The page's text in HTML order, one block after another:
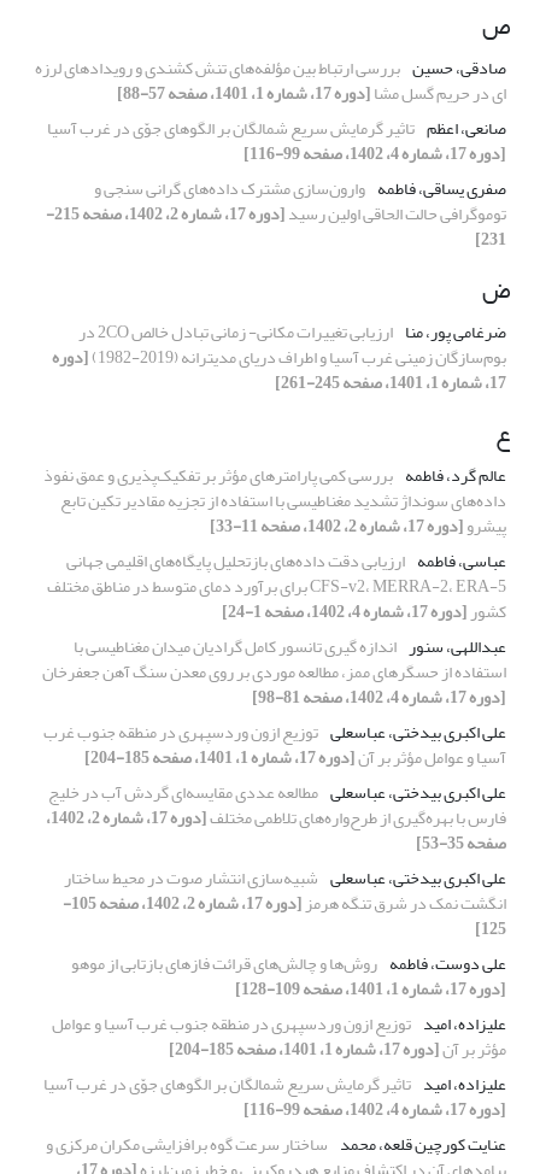
ص
صادقی، حسین بررسی ارتباط بین مؤلفه‌های تنش کشندی و رویدادهای لرزه‌
ای در حریم گسل مشا[دوره 17، شماره 1، 1401، صفحه 57-88]
صانعی، اعظم تاثیر گرمایش سریع شمالگان بر الگوهای جوّی در غرب آسیا
[دوره 17، شماره 4، 1402، صفحه 99-116]
صفری یساقی، فاطمه وارون‌سازی مشترک داده‌های گرانی سنجی و
توموگرافی حالت الحاقی اولین رسید [دوره 17، شماره 2، 1402، صفحه 215-
231]
ض
ضرغامی پور، منا ارزیابی تغییرات مکانی- زمانی تبادل خالص 2CO در
بوم‌سازگان زمینی غرب آسیا و اطراف دریای مدیترانه (2019-1982) [دوره
17، شماره 1، 1401، صفحه 245-261]
ع
عالم گرد، فاطمه بررسی کمی پارامترهای مؤثر بر تفکیک‌پذیری و عمق نفوذ
داده‌های سونداژ تشدید مغناطیسی با استفاده از تجزیه مقادیر تکین تابع
پیشرو[دوره 17، شماره 2، 1402، صفحه 11-33]
عباسی، فاطمه ارزیابی دقت داده‌های بازتحلیل پایگاه‌های اقلیمی جهانی
CFS-v2، MERRA-2، ERA-5 برای برآورد دمای متوسط در مناطق مختلف
کشور[دوره 17، شماره 4، 1402، صفحه 1-24]
عبداللهی، سنور اندازه گیری تانسور کامل گرادیان میدان مغناطیسی با
استفاده از حسگرهای ممز، مطالعه موردی بر روی معدن سنگ آهن جعفرخان
[دوره 17، شماره 4، 1402، صفحه 81-98]
علی اکبری بیدختی، عباسعلی توزیع ازون وردسپهری در منطقه جنوب غرب
آسیا و عوامل مؤثر بر آن[دوره 17، شماره 1، 1401، صفحه 185-204]
علی اکبری بیدختی، عباسعلی مطالعه عددی مقایسه‌ای گردش آب در خلیج
فارس با بهره‌گیری از طرح‌واره‌های تلاطمی مختلف [دوره 17، شماره 2، 1402،
صفحه 35-53]
علی اکبری بیدختی، عباسعلی شبیه‌سازی انتشار صوت در محیط ساختار
انگشت نمک در شرق تنگه هرمز [دوره 17، شماره 2، 1402، صفحه 105-
125]
علی دوست، فاطمه روش‌ها و چالش‌های قرائت فازهای بازتابی از موهو
[دوره 17، شماره 1، 1401، صفحه 109-128]
علیزاده، امید توزیع ازون وردسپهری در منطقه جنوب غرب آسیا و عوامل
مؤثر بر آن[دوره 17، شماره 1، 1401، صفحه 185-204]
علیزاده، امید تاثیر گرمایش سریع شمالگان بر الگوهای جوّی در غرب آسیا
[دوره 17، شماره 4، 1402، صفحه 99-116]
عنایت کورچین قلعه، محمد ساختار سرعت گوه برافزایشی مکران مرکزی و